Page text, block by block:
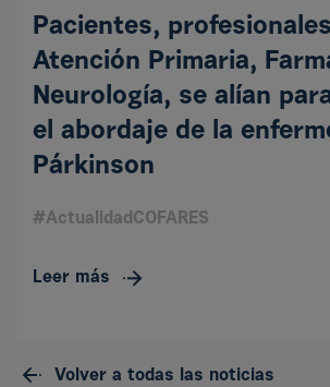
Pacientes,
Atención Primaria,
Neurología, se alían
el abordaje de la
Párkinson
#ActualidadCOFARES
Leer más
Volver a todas las noticias